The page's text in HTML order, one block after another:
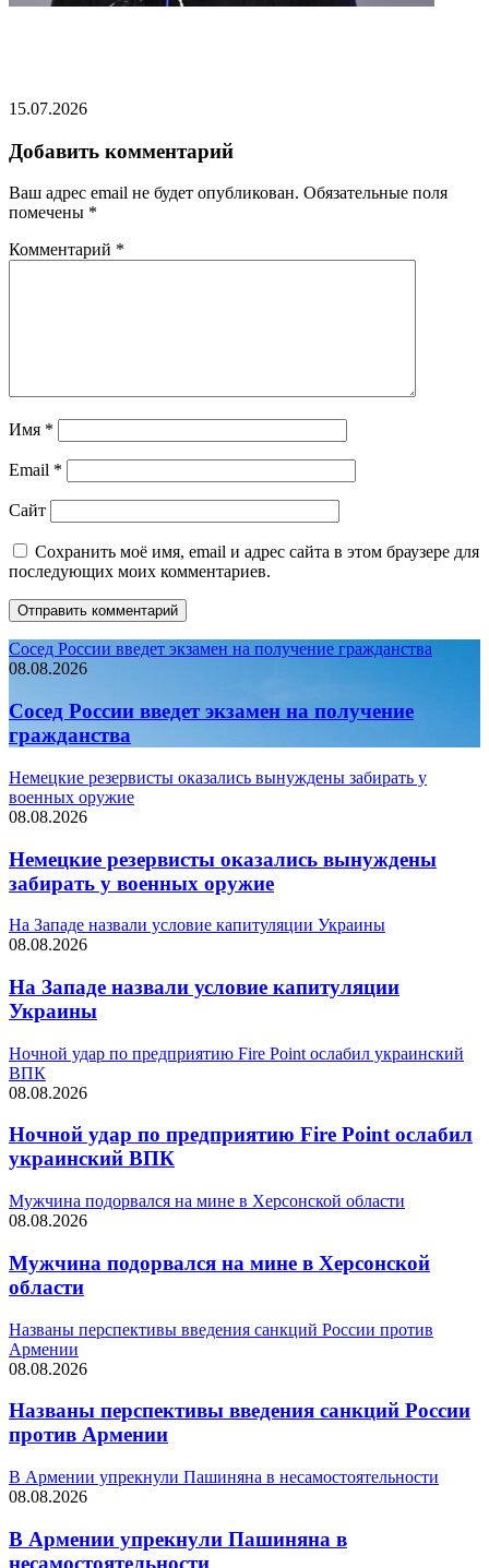
15.07.2026
Добавить комментарий
Ваш адрес email не будет опубликован. Обязательные поля
помечены *
Комментарий *
Имя *
Email *
Сайт
Сохранить моё имя, email и адрес сайта в этом браузере для
последующих моих комментариев.
Сосед России введет экзамен на получение гражданства
08.08.2026
Сосед России введет экзамен на получение
гражданства
Немецкие резервисты оказались вынуждены забирать у
военных оружие
08.08.2026
Немецкие резервисты оказались вынуждены
забирать у военных оружие
На Западе назвали условие капитуляции Украины
08.08.2026
На Западе назвали условие капитуляции
Украины
Ночной удар по предприятию Fire Point ослабил украинский
ВПК
08.08.2026
Ночной удар по предприятию Fire Point ослабил
украинский ВПК
Мужчина подорвался на мине в Херсонской области
08.08.2026
Мужчина подорвался на мине в Херсонской
области
Названы перспективы введения санкций России против
Армении
08.08.2026
Названы перспективы введения санкций России
против Армении
В Армении упрекнули Пашиняна в несамостоятельности
08.08.2026
В Армении упрекнули Пашиняна в
несамостоятельности